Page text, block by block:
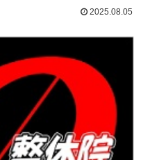
2025.08.05